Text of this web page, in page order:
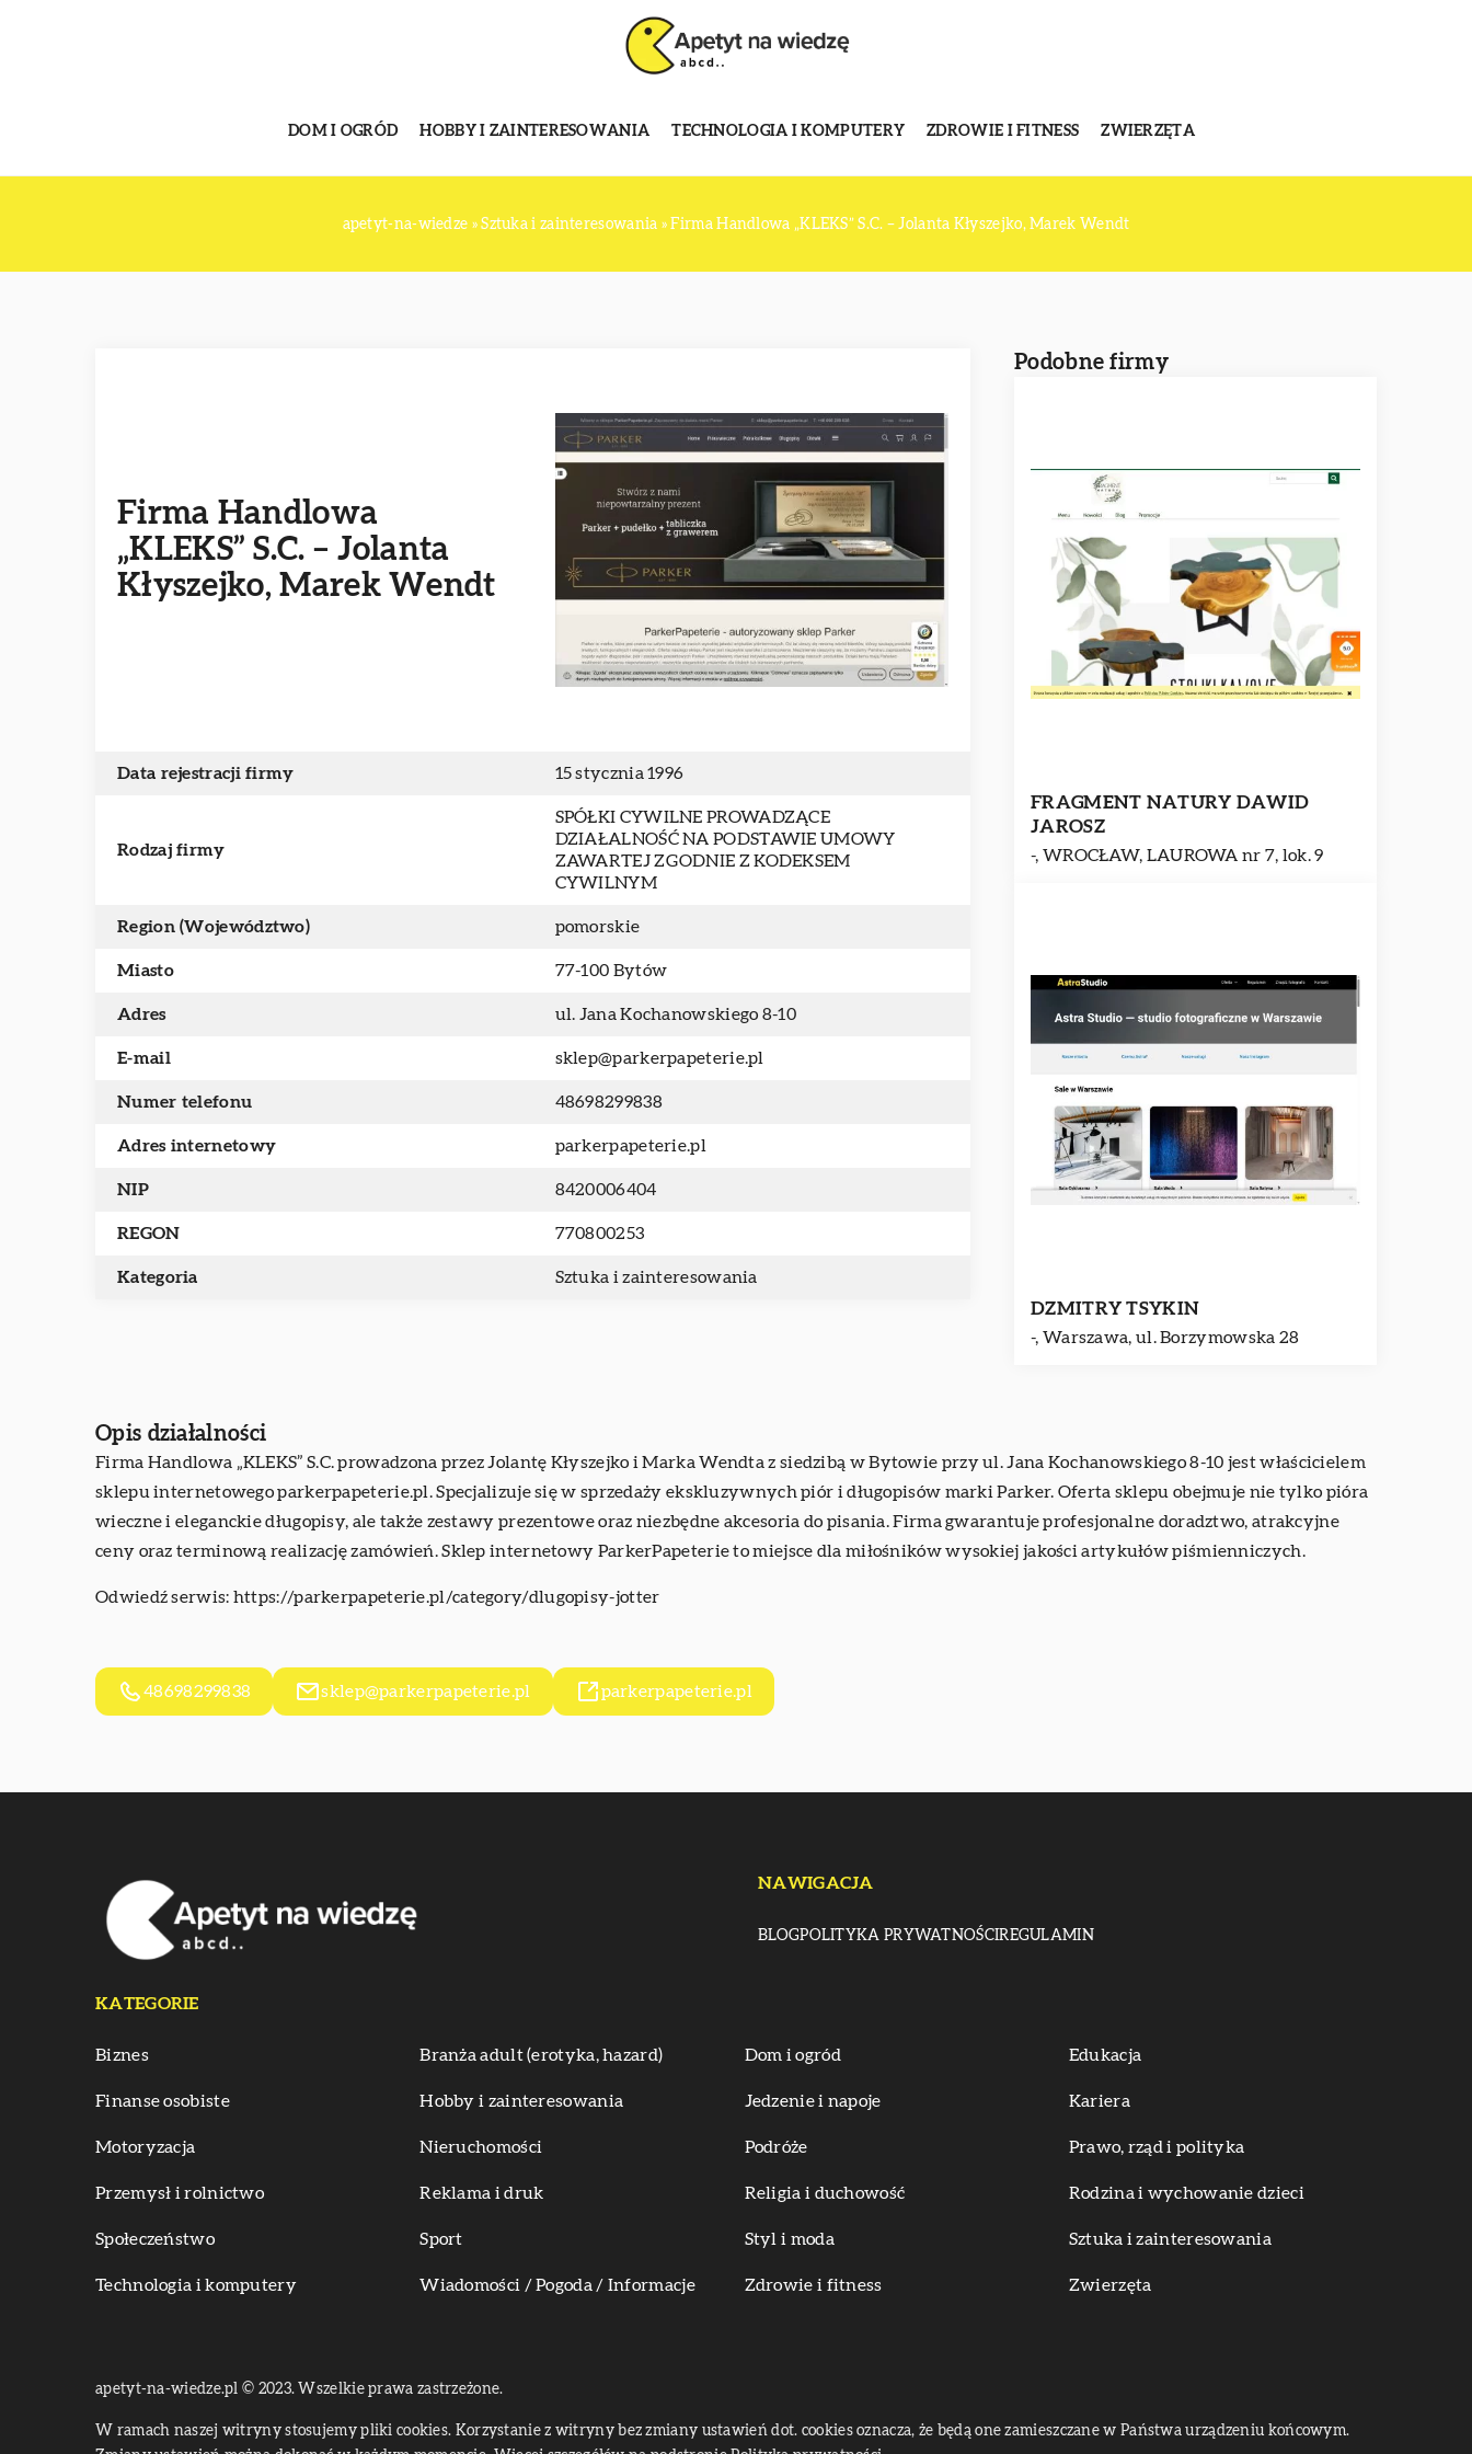
DOM I OGRÓD HOBBY I ZAINTERESOWANIA TECHNOLOGIA I KOMPUTERY ZDROWIE I FITNESS ZWIERZĘTA
apetyt-na-wiedze »Sztuka i zainteresowania »Firma Handlowa „KLEKS” S.C. – Jolanta Kłyszejko, Marek Wendt
Firma Handlowa
„KLEKS” S.C. – Jolanta
Kłyszejko, Marek Wendt
Data rejestracji firmy 15 stycznia 1996
Rodzaj firmy
SPÓŁKI CYWILNE PROWADZĄCE
DZIAŁALNOŚĆ NA PODSTAWIE UMOWY
ZAWARTEJ ZGODNIE Z KODEKSEM
CYWILNYM
Region (Województwo) pomorskie
Miasto 77-100 Bytów
Adres ul. Jana Kochanowskiego 8-10
E-mail sklep@parkerpapeterie.pl
Numer telefonu 48698299838
Adres internetowy parkerpapeterie.pl
NIP 8420006404
REGON 770800253
Kategoria Sztuka i zainteresowania
Podobne firmy
FRAGMENT NATURY DAWID
JAROSZ
-, WROCŁAW, LAUROWA nr 7, lok. 9
DZMITRY TSYKIN
-, Warszawa, ul. Borzymowska 28
Opis działalności
Firma Handlowa „KLEKS” S.C. prowadzona przez Jolantę Kłyszejko i Marka Wendta z siedzibą w Bytowie przy ul. Jana Kochanowskiego 8-10 jest właścicielem
sklepu internetowego parkerpapeterie.pl. Specjalizuje się w sprzedaży ekskluzywnych piór i długopisów marki Parker. Oferta sklepu obejmuje nie tylko pióra
wieczne i eleganckie długopisy, ale także zestawy prezentowe oraz niezbędne akcesoria do pisania. Firma gwarantuje profesjonalne doradztwo, atrakcyjne
ceny oraz terminową realizację zamówień. Sklep internetowy ParkerPapeterie to miejsce dla miłośników wysokiej jakości artykułów piśmienniczych.
Odwiedź serwis: https://parkerpapeterie.pl/category/dlugopisy-jotter
48698299838 sklep@parkerpapeterie.pl parkerpapeterie.pl
NAWIGACJA
BLOGPOLITYKA PRYWATNOŚCIREGULAMIN
KATEGORIE
Biznes Branża adult (erotyka, hazard) Dom i ogród Edukacja
Finanse osobiste Hobby i zainteresowania Jedzenie i napoje Kariera
Motoryzacja Nieruchomości Podróże Prawo, rząd i polityka
Przemysł i rolnictwo Reklama i druk Religia i duchowość Rodzina i wychowanie dzieci
Społeczeństwo Sport Styl i moda Sztuka i zainteresowania
Technologia i komputery Wiadomości / Pogoda / Informacje Zdrowie i fitness Zwierzęta
apetyt-na-wiedze.pl © 2023. Wszelkie prawa zastrzeżone.
W ramach naszej witryny stosujemy pliki cookies. Korzystanie z witryny bez zmiany ustawień dot. cookies oznacza, że będą one zamieszczane w Państwa urządzeniu końcowym.